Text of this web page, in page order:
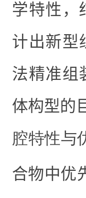
学特性，
计出新型
法精准组
体构型的
腔特性与
合物中优